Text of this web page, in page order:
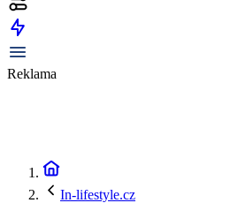
Reklama
In-lifestyle.cz